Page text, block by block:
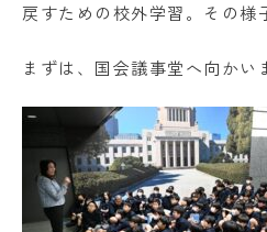
日出学園中学校
このサイトに
個人情報の取り扱
戻すための校外学習。その様
まずは、国会議事堂へ向かい